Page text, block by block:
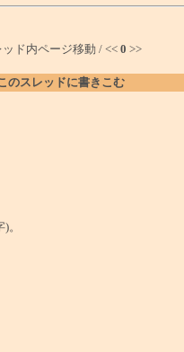
ッド内ページ移動 / << 0 >>
のスレッドに書きこむ
。